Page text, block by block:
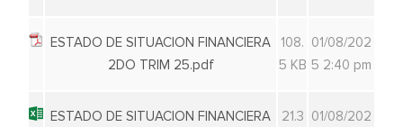
ESTADO DE SITUACION FINANCIERA
2DO TRIM 25.pdf
108.
5 KB
01/08/202
5 2:40 pm
ESTADO DE SITUACION FINANCIERA
21.3
01/08/202